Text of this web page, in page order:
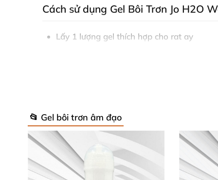
Cách sử dụng Gel Bôi Trơn Jo H2O
Lấy 1 lượng gel thích hợp cho rat ay
Những lưu ý khi sử dụng Gel Gốc
Không sử dụng gel bôi trơn khi bạn chưa
Mỗi loại gel bôi trơn đều có
những cách
📂 Gel bôi trơn âm đạo